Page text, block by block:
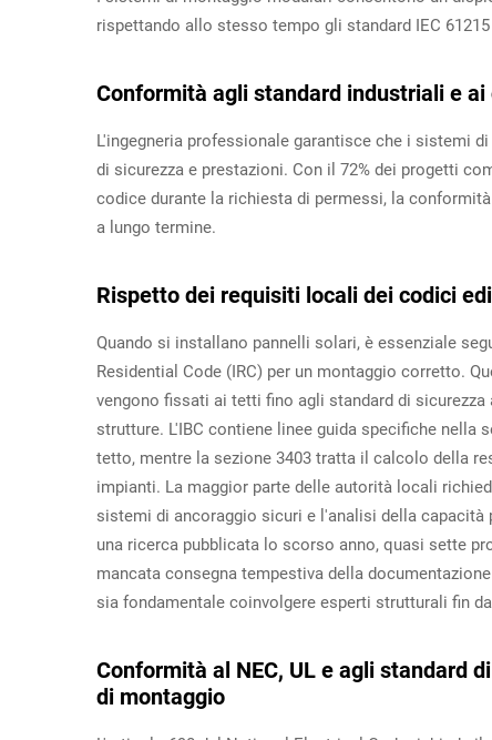
rispettando allo stesso tempo gli standard IEC
Conformità agli standard industriali e
L'ingegneria professionale garantisce che i sistemi
di sicurezza e prestazioni. Con il 72% dei progetti
codice durante la richiesta di permessi, la
a lungo termine.
Rispetto dei requisiti locali dei codici
Quando si installano pannelli solari, è essenziale
Residential Code (IRC) per un montaggio corretto.
vengono fissati ai tetti fino agli standard di
strutture. L'IBC contiene linee guida specifiche
tetto, mentre la sezione 3403 tratta il calcolo della
impianti. La maggior parte delle autorità locali
sistemi di ancoraggio sicuri e l'analisi della
una ricerca pubblicata lo scorso anno, quasi sette
mancata consegna tempestiva della
sia fondamentale coinvolgere esperti strutturali fin
Conformità al NEC, UL e agli standard
di montaggio